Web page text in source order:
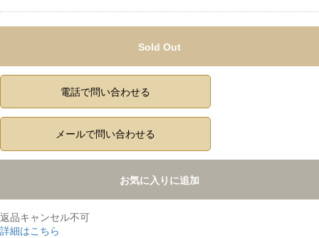
Sold Out
電話で問い合わせる
メールで問い合わせる
お気に入りに追加
返品キャンセル不可
詳細はこちら